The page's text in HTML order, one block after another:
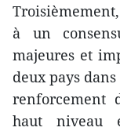
à un
majeures et
deux pays
renforcement
haut